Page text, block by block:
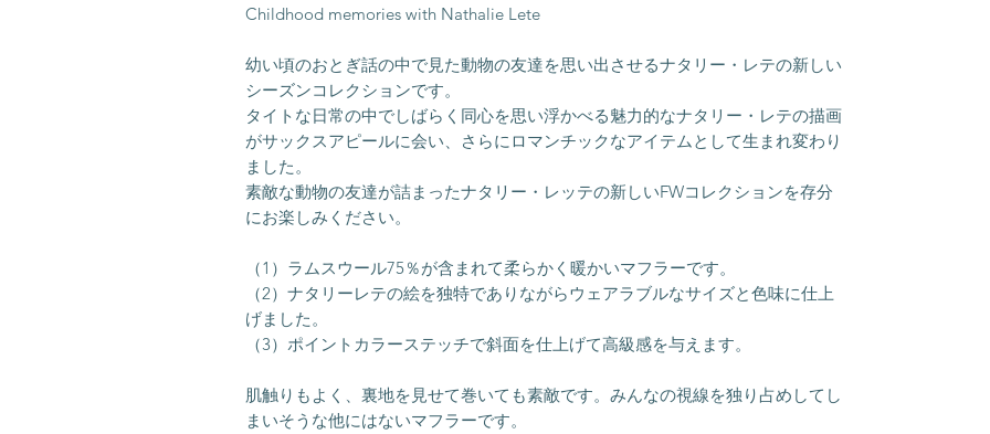
Childhood memories with Nathalie Lete
幼い頃のおとぎ話の中で見た動物の友達を思い出させるナタリー・レテの新しい
シーズンコレクションです。
タイトな日常の中でしばらく同心を思い浮かべる魅力的なナタリー・レテの描画
がサックスアピールに会い、さらにロマンチックなアイテムとして生まれ変わり
ました。
素敵な動物の友達が詰まったナタリー・レッテの新しいFWコレクションを存分
にお楽しみください。
（1）ラムスウール75％が含まれて柔らかく暖かいマフラーです。
（2）ナタリーレテの絵を独特でありながらウェアラブルなサイズと色味に仕上
げました。
（3）ポイントカラーステッチで斜面を仕上げて高級感を与えます。
肌触りもよく、裏地を見せて巻いても素敵です。みんなの視線を独り占めしてし
まいそうな他にはないマフラーです。